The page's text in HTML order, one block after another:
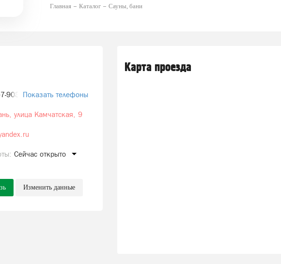
Главная Каталог Сауны, бани
908-887-55-99
Показать телефоны
улица Камчатская, 9
Сейчас открыто
Изменить данные
Карта проезда